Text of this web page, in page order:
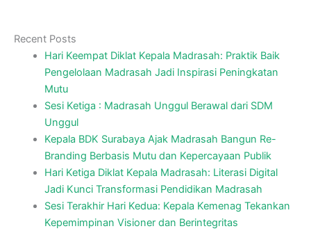
Recent Posts
Hari Keempat Diklat Kepala Madrasah: Praktik Baik
Pengelolaan Madrasah Jadi Inspirasi Peningkatan
Mutu
Sesi Ketiga : Madrasah Unggul Berawal dari SDM
Unggul
Kepala BDK Surabaya Ajak Madrasah Bangun Re-
Branding Berbasis Mutu dan Kepercayaan Publik
Hari Ketiga Diklat Kepala Madrasah: Literasi Digital
Jadi Kunci Transformasi Pendidikan Madrasah
Sesi Terakhir Hari Kedua: Kepala Kemenag Tekankan
Kepemimpinan Visioner dan Berintegritas